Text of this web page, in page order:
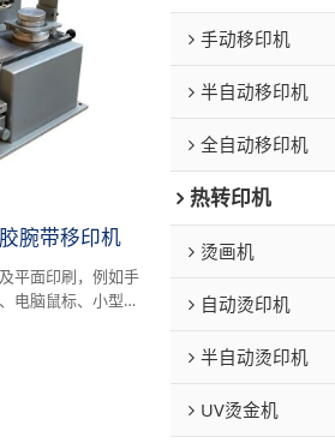
腕带移印机
平面印刷，例如手
电脑鼠标、小型电
手动移印机
半自动移印机
全自动移印机
热转印机
烫画机
自动烫印机
半自动烫印机
UV烫金机